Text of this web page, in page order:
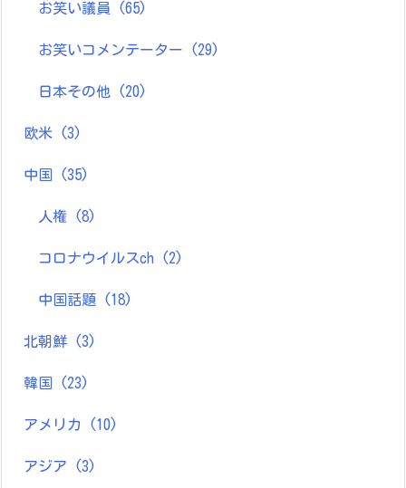
お笑い議員 (65)
お笑いコメンテーター (29)
日本その他 (20)
欧米 (3)
中国 (35)
人権 (8)
コロナウイルスch (2)
中国話題 (18)
北朝鮮 (3)
韓国 (23)
アメリカ (10)
アジア (3)